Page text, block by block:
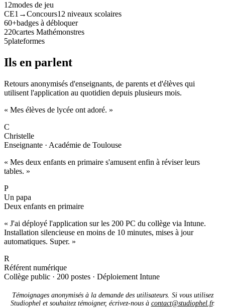
12modes de jeu
CE1→Concours12 niveaux scolaires
60+badges à débloquer
220cartes Mathémonstres
5plateformes
Ils en parlent
Retours anonymisés d'enseignants, de parents et d'élèves qui
utilisent l'application au quotidien depuis plusieurs mois.
« Mes élèves de lycée ont adoré. »
C
Christelle
Enseignante · Académie de Toulouse
« Mes deux enfants en primaire s'amusent enfin à réviser leurs
tables. »
P
Un papa
Deux enfants en primaire
« J'ai déployé l'application sur les 200 PC du collège via Intune.
Installation silencieuse en moins de 10 minutes, mises à jour
automatiques. Super. »
R
Référent numérique
Collège public · 200 postes · Déploiement Intune
Témoignages anonymisés à la demande des utilisateurs. Si vous utilisez
Studiophel et souhaitez témoigner, écrivez-nous à contact@studiophel.fr.